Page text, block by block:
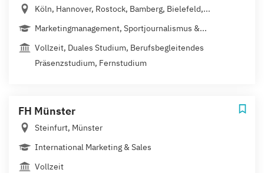
Köln, Hannover, Rostock, Bamberg, Bielefeld,...
Marketingmanagement, Sportjournalismus &...
Vollzeit, Duales Studium, Berufsbegleitendes
Präsenzstudium, Fernstudium
FH Münster
Steinfurt, Münster
International Marketing & Sales
Vollzeit